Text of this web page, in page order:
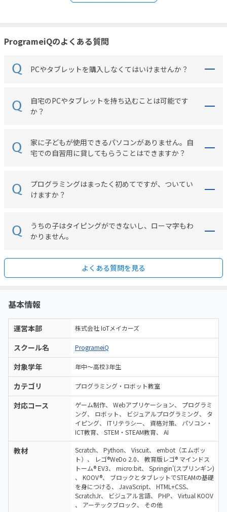
ProgrameiQのよくある質問
PCやタブレットを購入しなくてはいけませんか？
自宅のPCやタブレットを持ち込むことは可能です
か？
家に子どもが使用できるパソコンがありません。自
宅での自習用に貸してもらうことはできますか？
プログラミングはまったく初めてですが、ついてい
けますか？
うちの子はタイピングができないし、ローマ字もわ
かりません。
よくある質問を見る
基本情報
運営本部 株式会社 IoTメイカーズ
スクール名 ProgrameiQ
対象学年 年中～高校3年生
カテゴリ プログラミング・ロボット教室
対応コース ゲーム制作 Webアプリケーション
プログラミ
ング
ロボット ビジュアルプログラミング
タ
イピング
ITリテラシー 資格対策
パソコン・
ICT教育
STEM・STEAM教育 AI
教材 Scratch Python Viscuit
embot（エムボッ
ト）
レゴ®WeDo 2.0
教育版レゴ® マインドス
トーム® EV3
micro:bit
Springin'(スプリンギン)
KOOV®
ブロックとタブレットでSTEAMの基礎
を身につける
JavaScript
HTML+CSS
ScratchJr
ビジュアル言語 PHP
Virtual KOOV
アーテックブロック
その他